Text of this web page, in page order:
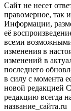
Сайт не несет
правомерное, так
Информации,
её
всеми
изменения в
изменений в
последнего
в силу с момента
новой редакцией
редакцию всегда
название_сайта.ru